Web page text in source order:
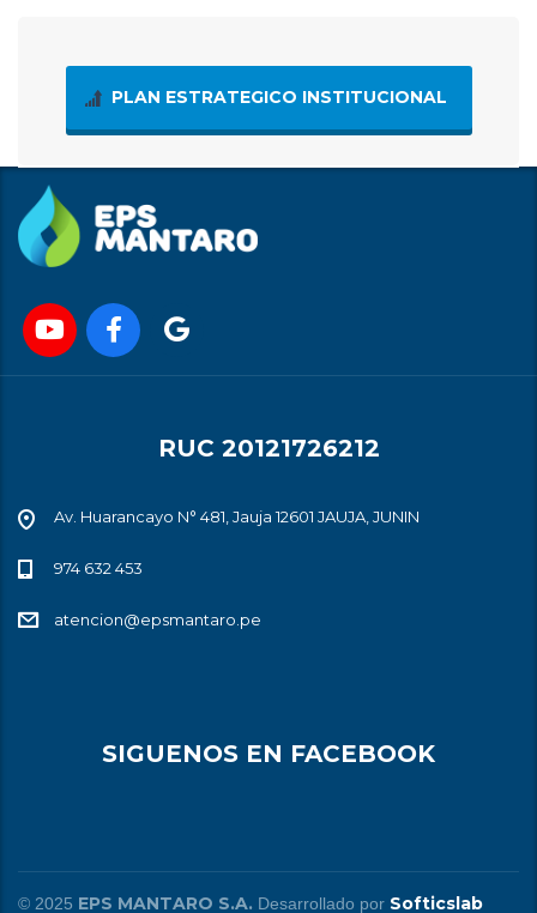
PLAN ESTRATEGICO INSTITUCIONAL
RUC 20121726212
Av. Huarancayo N° 481, Jauja 12601 JAUJA, JUNIN
974 632 453
atencion@epsmantaro.pe
SIGUENOS EN FACEBOOK
© 2025 EPS MANTARO S.A. Desarrollado por Softicslab